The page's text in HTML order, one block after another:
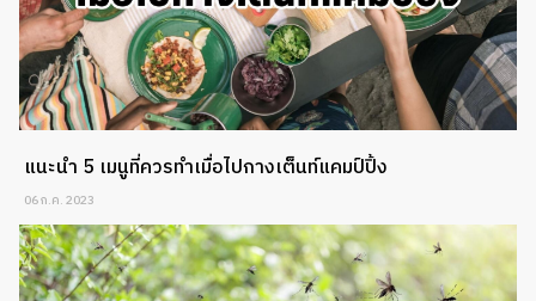
แนะนำ 5 เมนูที่ควรทำเมื่อไปกางเต็นท์แคมป์ปิ้ง
06 ก.ค. 2023